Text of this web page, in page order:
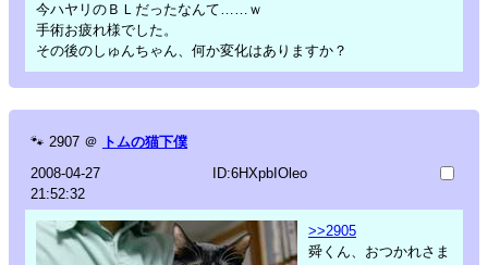
今ハヤリのＢＬだったなんて……ｗ
手術お疲れ様でした。
その後のしゅんちゃん、何か変化はありますか？
🐾 2907 ＠ トムの猫下僕
2008-04-27
21:52:32
ID:6HXpbIOleo
>>2905
舜くん、おつかれさま